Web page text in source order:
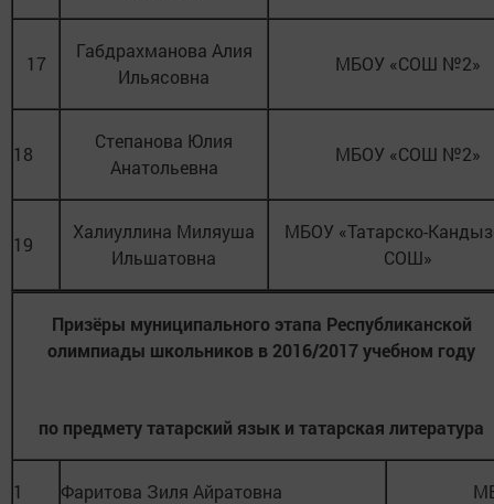
17
Габдрахманова Алия
Ильясовна
МБОУ «СОШ №2»
18
Степанова Юлия
Анатольевна
МБОУ «СОШ №2»
19
Халиуллина Миляуша
Ильшатовна
МБОУ «Татарско-
СОШ»
Призёры муниципального этапа Республиканской
олимпиады школьников в 2016/2017 учебном году
по предмету татарский язык и татарская литература
1 Фаритова Зиля Айратовна